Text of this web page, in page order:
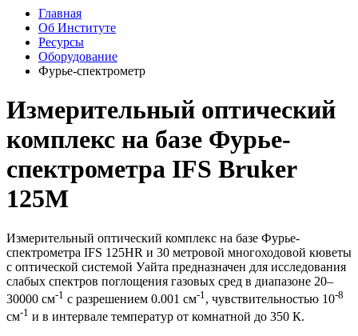
Главная
Об Институте
Ресурсы
Оборудование
Фурье-спектрометр
Измерительный оптический
комплекс на базе Фурье-
спектрометра IFS Bruker
125M
Измерительный оптический комплекс на базе Фурье-
спектрометра IFS 125HR и 30 метровой многоходовой кюветы
с оптической системой Уайта предназначен для исследования
слабых спектров поглощения газовых сред в диапазоне 20–
30000 см-1 с разрешением 0.001 см-1 , чувствительностью 10-8
см-1 и в интервале температур от комнатной до 350 К.